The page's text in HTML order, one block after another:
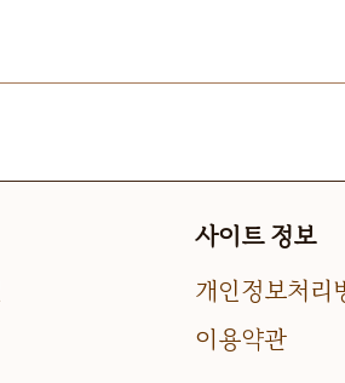
사이트 정보
개인정보처리
이용약관